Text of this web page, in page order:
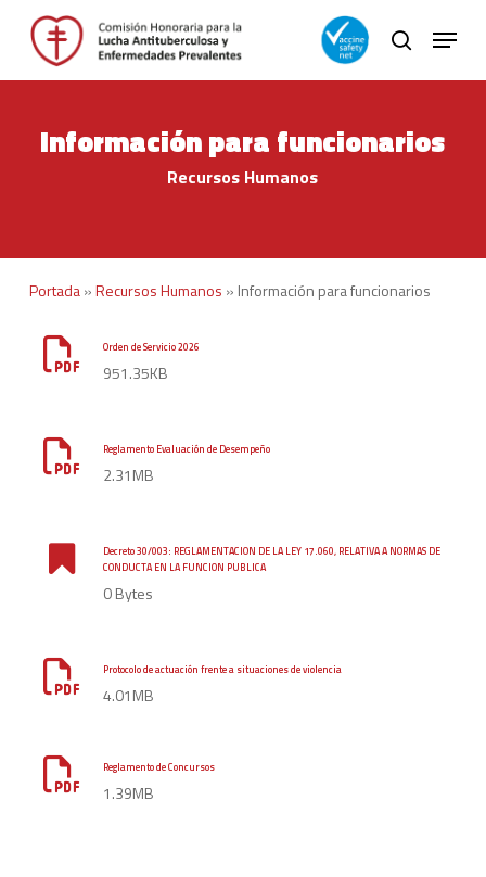
search
Menu
Información para funcionarios
Recursos Humanos
Portada»Recursos Humanos » Información para funcionarios
Orden de Servicio 2026
951.35KB
Reglamento Evaluación de Desempeño
2.31MB
Decreto 30/003: REGLAMENTACION DE LA LEY 17.060, RELATIVA A NORMAS DE
CONDUCTA EN LA FUNCION PUBLICA
0 Bytes
Protocolo de actuación frente a situaciones de violencia
4.01MB
Reglamento de Concursos
1.39MB
Menu